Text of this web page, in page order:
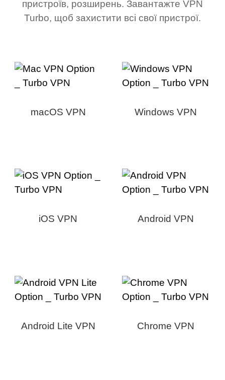
пристроїв, розширень. Завантажте VPN
Turbo, щоб захистити всі свої пристрої.
macOS VPN Windows VPN
iOS VPN Android VPN
Android Lite VPN Chrome VPN